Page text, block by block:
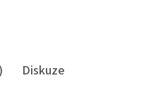
Diskuze